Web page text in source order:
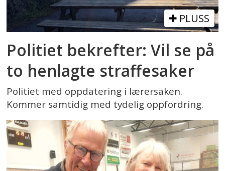
PLUSS
Politiet bekrefter: Vil se på
to henlagte straffesaker
Politiet med oppdatering i lærersaken.
Kommer samtidig med tydelig oppfordring.